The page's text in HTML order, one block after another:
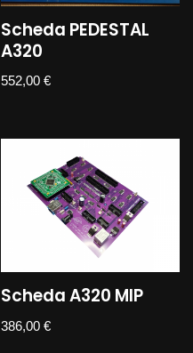
Scheda PEDESTAL
A320
552,00€
Scheda A320 MIP
386,00€